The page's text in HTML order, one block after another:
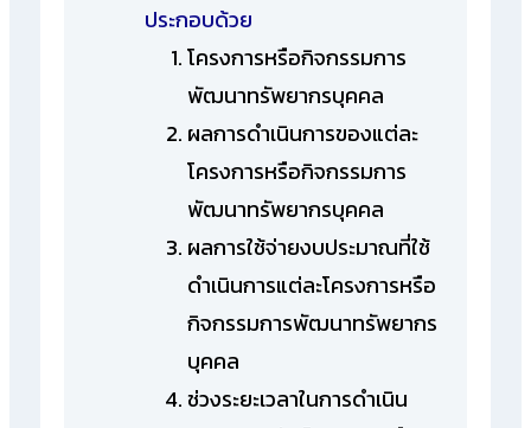
ประกอบด้วย
โครงการหรือกิจกรรมการ
พัฒนาทรัพยากรบุคคล
ผลการดำเนินการของแต่ละ
โครงการหรือกิจกรรมการ
พัฒนาทรัพยากรบุคคล
ผลการใช้จ่ายงบประมาณที่ใช้
ดำเนินการแต่ละโครงการหรือ
กิจกรรมการพัฒนาทรัพยากร
บุคคล
ช่วงระยะเวลาในการดำเนิน